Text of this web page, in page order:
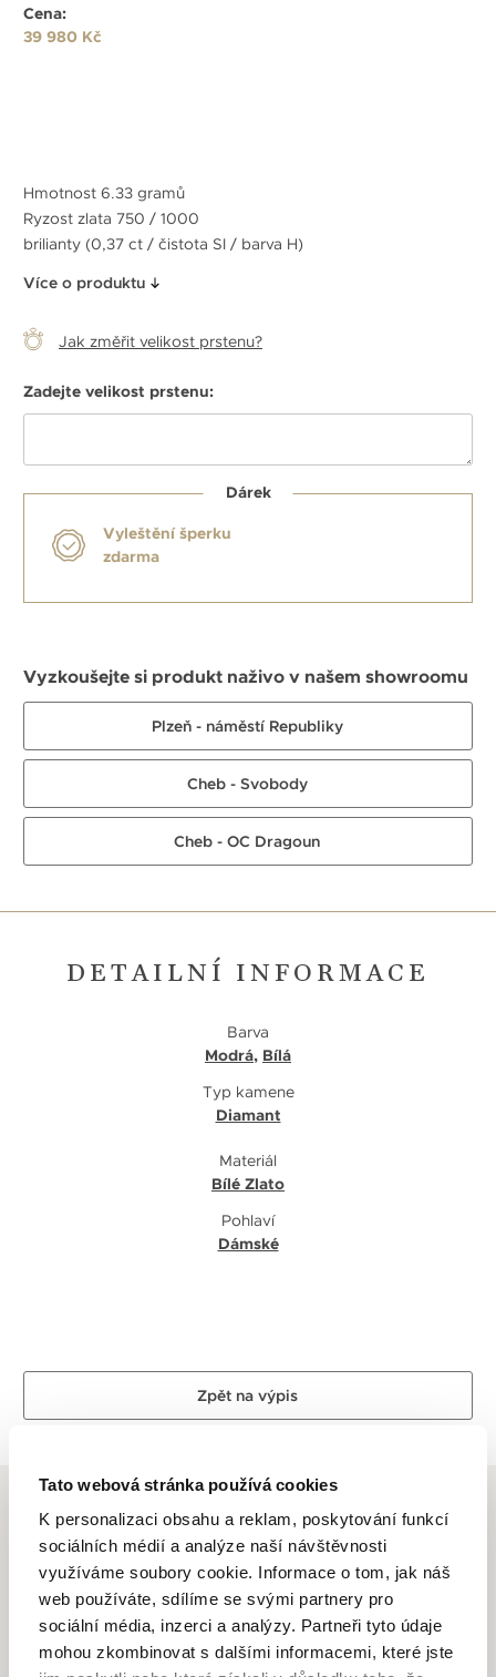
Tato webová stránka používá cookies
K personalizaci obsahu a reklam, poskytování funkcí
sociálních médií a analýze naší návštěvnosti
využíváme soubory cookie. Informace o tom, jak náš
web používáte, sdílíme se svými partnery pro
sociální média, inzerci a analýzy. Partneři tyto údaje
mohou zkombinovat s dalšími informacemi, které jste
Cena:
39 980 Kč
Hmotnost 6.33 gramů
Ryzost zlata 750 / 1000
brilianty (0,37 ct / čistota SI / barva H)
Více o produktu
Jak změřit velikost prstenu?
Zadejte velikost prstenu:
Dárek
Vyleštění šperku
zdarma
Vyzkoušejte si produkt naživo v našem showroomu
Plzeň - náměstí Republiky
Cheb - Svobody
Cheb - OC Dragoun
DETAILNÍ INFORMACE
Barva
Modrá, Bílá
Typ kamene
Diamant
Materiál
Bílé Zlato
Pohlaví
Dámské
Zpět na výpis
ALTMAN DIAMOND
Dlouhletá zkušenost, odborné znalosti, láska k řemeslu a
zlatnické dovednosti je to, co se odráží ve špercích Altman